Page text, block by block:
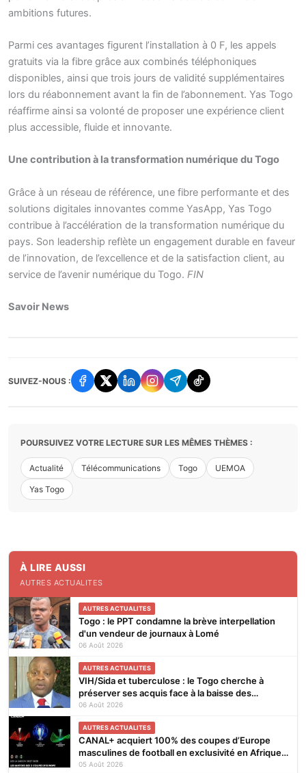
ambitions futures.
Parmi ces avantages figurent l’installation à 0 F, les appels
gratuits via la fibre grâce aux combinés téléphoniques
disponibles, ainsi que trois jours de validité supplémentaires
lors du réabonnement avant la fin de l’abonnement. Yas Togo
réaffirme ainsi sa volonté de proposer une expérience client
plus accessible, fluide et innovante.
Une contribution à la transformation numérique du Togo
Grâce à un réseau de référence, une fibre performante et des
solutions digitales innovantes comme YasApp, Yas Togo
contribue à l’accélération de la transformation numérique du
pays. Son leadership reflète un engagement durable en faveur
de l’innovation, de l’excellence et de la satisfaction client, au
service de l’avenir numérique du Togo. FIN
Savoir News
SUIVEZ-NOUS :
POURSUIVEZ VOTRE LECTURE SUR LES MÊMES THÈMES :
Actualité Télécommunications Togo UEMOA
Yas Togo
À LIRE AUSSI
AUTRES ACTUALITES
AUTRES ACTUALITES
Togo : le PPT condamne la brève interpellation
d'un vendeur de journaux à Lomé
06 Août 2026
AUTRES ACTUALITES
VIH/Sida et tuberculose : le Togo cherche à
préserver ses acquis face à la baisse des
financements
06 Août 2026
AUTRES ACTUALITES
CANAL+ acquiert 100% des coupes d’Europe
masculines de football en exclusivité en Afrique
subsaharienne pour 4 saisons jusqu’en 2031
05 Août 2026